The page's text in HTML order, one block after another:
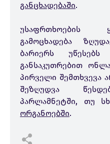
განცხადებაში.
უსაფრთხოების
გამოცხადება
ბარიერს უწესებს
განსაკუთრებით
პირველი შემთხვევა
შეზღუდვა
პარლამნეტში, თუ
ორგანოებში.